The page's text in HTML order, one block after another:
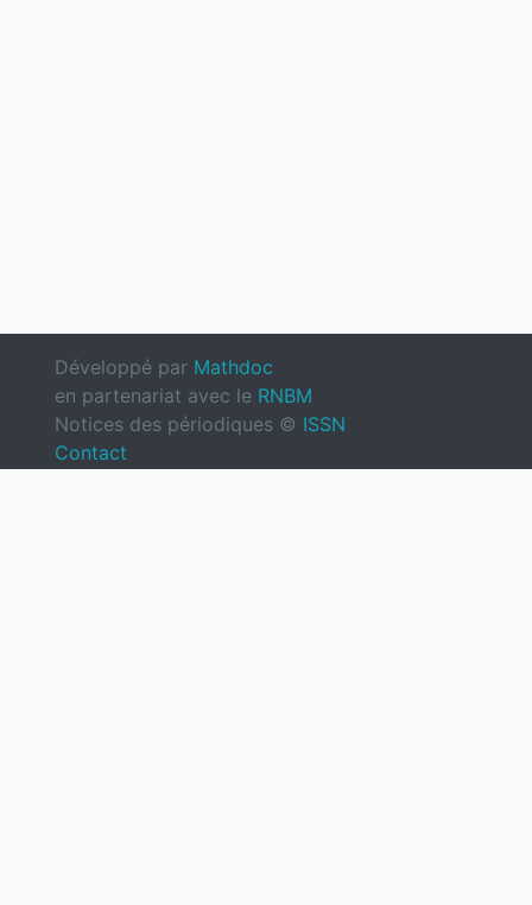
Développé par Mathdoc
en partenariat avec le RNBM
Notices des périodiques © ISSN
Contact